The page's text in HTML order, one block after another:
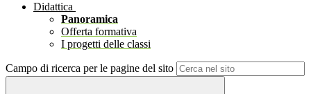
Didattica
Panoramica
Offerta formativa
I progetti delle classi
Campo di ricerca per le pagine del sito